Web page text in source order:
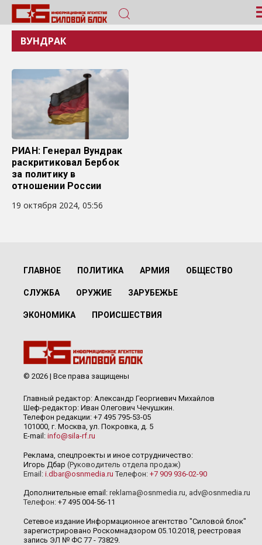
ВУНДРАК
РИАН: Генерал Вундрак
раскритиковал Бербок
за политику в
отношении России
19 октября 2024, 05:56
ГЛАВНОЕ ПОЛИТИКА АРМИЯ ОБЩЕСТВО
СЛУЖБА ОРУЖИЕ ЗАРУБЕЖЬЕ
ЭКОНОМИКА ПРОИСШЕСТВИЯ
© 2026 | Все права защищены
Главный редактор: Александр Георгиевич Михайлов
Шеф-редактор: Иван Олегович Чечушкин.
Телефон редакции: +7 495 795-53-05
101000, г. Москва, ул. Покровка, д. 5
E-mail: info@sila-rf.ru
Реклама, спецпроекты и иное сотрудничество:
Игорь Дбар (Руководитель отдела продаж)
Email: i.dbar@osnmedia.ru Телефон: +7 909 936-02-90
Дополнительные email: reklama@osnmedia.ru, adv@osnmedia.ru
Телефон: +7 495 004-56-11
Сетевое издание Информационное агентство "Силовой блок"
зарегистрировано Роскомнадзором 05.10.2018, реестровая
запись ЭЛ № ФС 77 - 73829.